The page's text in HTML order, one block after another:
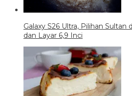
Galaxy S26 Ultra, Pilihan
dan Layar 6,9 Inci